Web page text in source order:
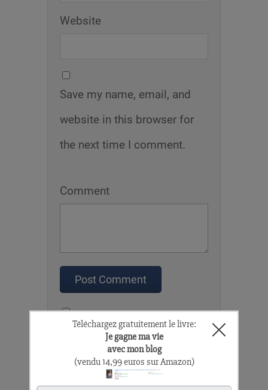
Website
Save my name, email, and
website in this browser for
the next time I comment.
Comment
Recevoir les réponses à mon
commentaire par e-mail.